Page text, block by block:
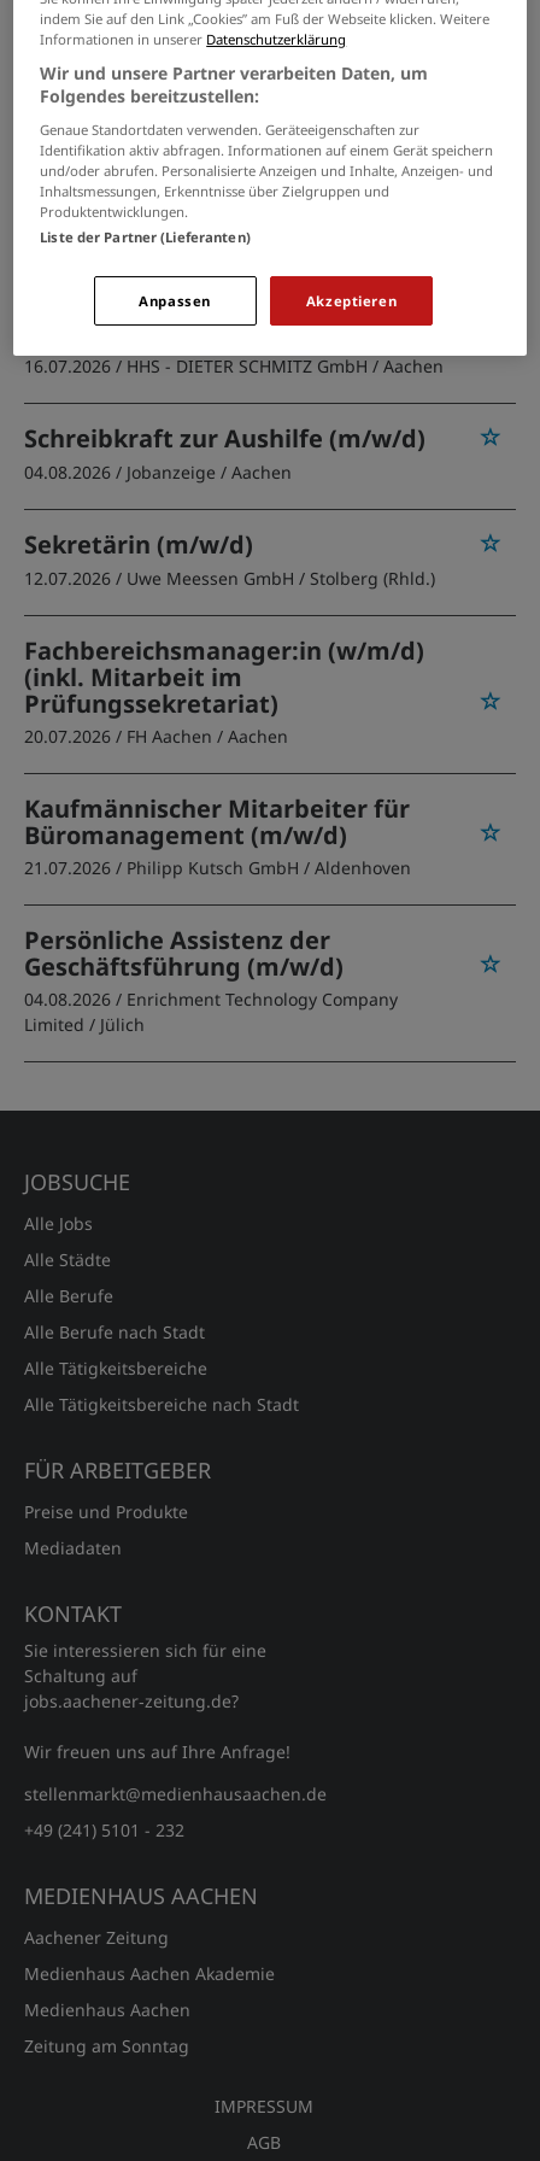
PASSENDE JOBS PER E-MAIL
GRENZEN SIE IHRE SUCHE EIN
Schulsekretär*in (w/m/d)
02.08.2026 /Stadt Erkelenz / Erkelenz
Mitarbeiter*in Sekretariat
(m/w/d)
16.07.2026 / HHS - DIETER SCHMITZ GmbH / Aachen
Schreibkraft zur Aushilfe (m/w/d)
04.08.2026 / Jobanzeige / Aachen
Sekretärin (m/w/d)
12.07.2026 / Uwe Meessen GmbH / Stolberg (Rhld.)
Fachbereichsmanager:in (w/m/d)
(inkl. Mitarbeit im
Prüfungssekretariat)
20.07.2026 / FH Aachen / Aachen
Kaufmännischer Mitarbeiter für
Büromanagement (m/w/d)
21.07.2026 / Philipp Kutsch GmbH / Aldenhoven
Persönliche Assistenz der
Geschäftsführung (m/w/d)
04.08.2026 / Enrichment Technology Company
Limited / Jülich
JOBSUCHE
Alle Jobs
Alle Städte
Alle Berufe
Alle Berufe nach Stadt
Alle Tätigkeitsbereiche
Alle Tätigkeitsbereiche nach Stadt
FÜR ARBEITGEBER
Preise und Produkte
Mediadaten
KONTAKT
Sie interessieren sich für eine
Schaltung auf
jobs.aachener‑zeitung.de?
Wir freuen uns auf Ihre Anfrage!
stellenmarkt@medienhausaachen.de
+49 (241) 5101 - 232
MEDIENHAUS AACHEN
Aachener Zeitung
Medienhaus Aachen Akademie
Medienhaus Aachen
Zeitung am Sonntag
IMPRESSUM
AGB
indem Sie auf den Link „Cookies” am Fuß der Webseite klicken. Weitere
Informationen in unserer Datenschutzerklärung
Wir und unsere Partner verarbeiten Daten, um
Folgendes bereitzustellen:
Genaue Standortdaten verwenden. Geräteeigenschaften zur
Identifikation aktiv abfragen. Informationen auf einem Gerät speichern
und/oder abrufen. Personalisierte Anzeigen und Inhalte, Anzeigen- und
Inhaltsmessungen, Erkenntnisse über Zielgruppen und
Produktentwicklungen.
Liste der Partner (Lieferanten)
Akzeptieren
Anpassen